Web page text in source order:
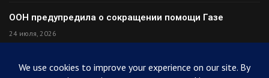
ООН предупредила о сокращении помощи Газе
24 июля, 2026
Премьер Ирака прибыл в Тегеран с миром